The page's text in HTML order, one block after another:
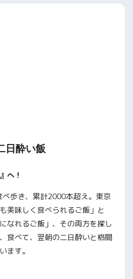
日酔い飯
へ！
歩き、累計2000本超え。東京
美味しく食べられるご飯」と
なれるご飯」、その両方を探し
食べて、翌朝の二日酔いと格闘
ます。